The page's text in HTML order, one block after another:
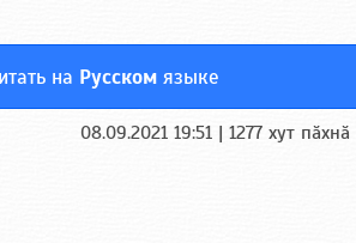
на Русском языке
08.09.2021 19:51 | 1277 хут пӑхнӑ